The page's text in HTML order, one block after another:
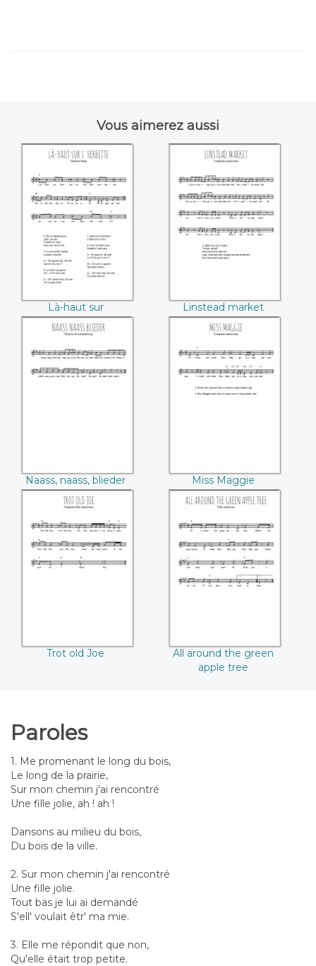
Vous aimerez aussi
Là-haut sur
l'herbette
Là-haut sur
l'herbette
Linstead market
Linstead market
Naass, naass,
Naass, naass, blieder
Miss Maggie
Miss Maggie
Trot old Joe
Trot old Joe
All around the
green apple tree
All around the green
apple tree
Paroles
1. Me promenant le long du bois,
Le long de la prairie,
Sur mon chemin j'ai rencontré
Une fille jolie, ah ! ah !
Dansons au milieu du bois,
Du bois de la ville.
2. Sur mon chemin j'ai rencontré
Une fille jolie.
Tout bas je lui ai demandé
S'ell' voulait êtr' ma mie.
3. Elle me répondit que non,
Qu'elle était trop petite.